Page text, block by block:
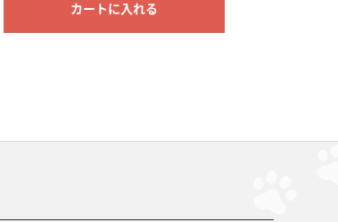
カートに入れる